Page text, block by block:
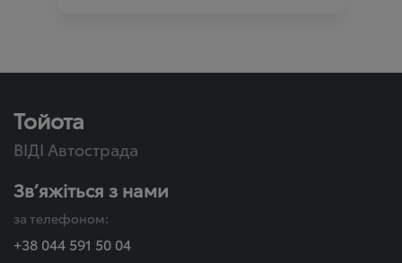
Тойота
ВІДІ Автострада
Зв’яжіться з нами
за телефоном:
+38 044 591 50 04